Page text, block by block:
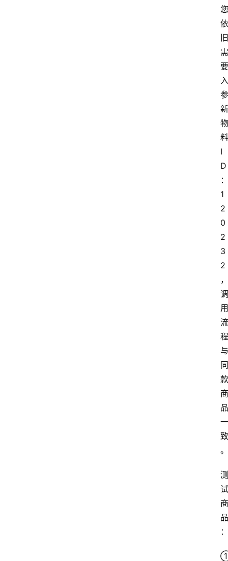
您
依
旧
需
要
入
参
新
物
料
I
D
：
1
2
0
2
3
2
，
调
用
流
程
与
同
款
商
品
一
致
。
测
试
商
品
：